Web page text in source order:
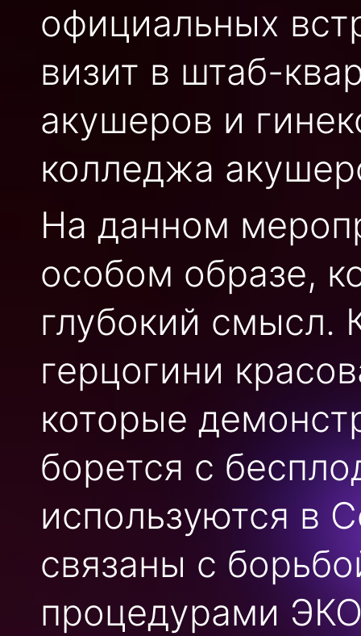
официальных
визит в штаб-
акушеров и
колледжа
На данном
особом образе,
глубокий смысл.
герцогини
которые
борется с
используются в
связаны с
процедурами